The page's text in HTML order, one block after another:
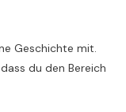
Geschichte mit.
du den Bereich